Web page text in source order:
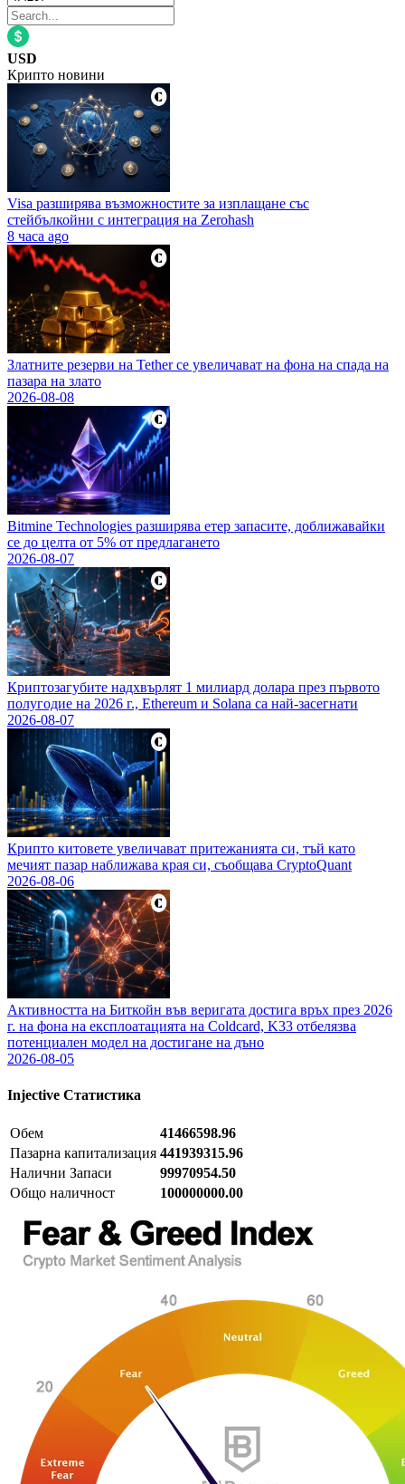
USD
Крипто новини
Visa разширява възможностите за изплащане със
стейбълкойни с интеграция на Zerohash
8 часа ago
Златните резерви на Tether се увеличават на фона на спада на
пазара на злато
2026-08-08
Bitmine Technologies разширява етер запасите, доближавайки
се до целта от 5% от предлагането
2026-08-07
Криптозагубите надхвърлят 1 милиард долара през първото
полугодие на 2026 г., Ethereum и Solana са най-засегнати
2026-08-07
Крипто китовете увеличават притежанията си, тъй като
мечият пазар наближава края си, съобщава CryptoQuant
2026-08-06
Активността на Биткойн във веригата достига връх през 2026
г. на фона на експлоатацията на Coldcard, K33 отбелязва
потенциален модел на достигане на дъно
2026-08-05
Injective Статистика
Обем
41466598.96
Пазарна капитализация 441939315.96
Налични Запаси
99970954.50
Общо наличност
100000000.00